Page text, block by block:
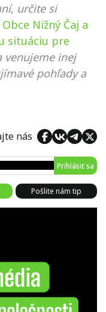
určite si
Obce Nižný Čaj a
situáciu pre
venujeme inej
pohľady a
nás
Prihlásiť sa
Pošlite nám tip